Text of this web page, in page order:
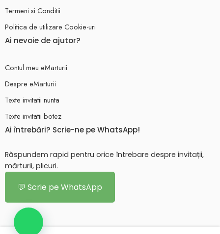
Termeni si Conditii
Politica de utilizare Cookie-uri
Ai nevoie de ajutor?
Contul meu eMarturii
Despre eMarturii
Texte invitatii nunta
Texte invitatii botez
Ai întrebări? Scrie-ne pe WhatsApp!
Răspundem rapid pentru orice întrebare despre invitații,
mărturii, plicuri.
💬 Scrie pe WhatsApp